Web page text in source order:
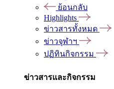
ย้อนกลับ
Highlights
ข่าวสารทั้งหมด
ข่าวจุฬาฯ
ปฏิทินกิจกรรม
ข่าวสารและกิจกรรม